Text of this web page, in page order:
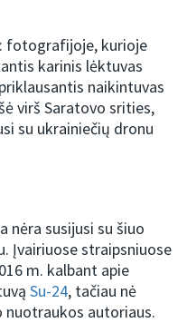
fotografijoje, kurioje
karinis lėktuvas
naikintuvas
virš Saratovo srities,
su ukrainiečių dronu
susijusi su šiuo
Įvairiuose straipsniuose
m. kalbant apie
Su-24, tačiau nė
autoriaus.